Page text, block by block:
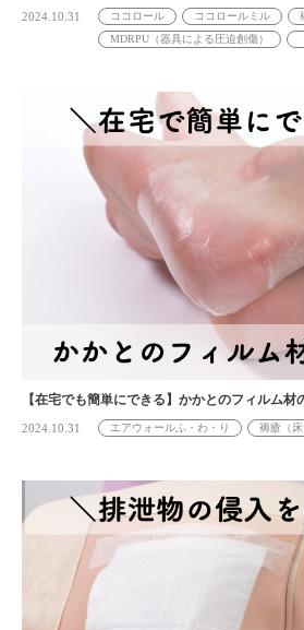
2024.10.31 ココロール ココロールミル
MDRPU（器具による圧迫創傷）
【在宅でも簡単にできる】かかとのフィルム材
2024.10.31 エアウォールふ・わ・り 褥瘡（床